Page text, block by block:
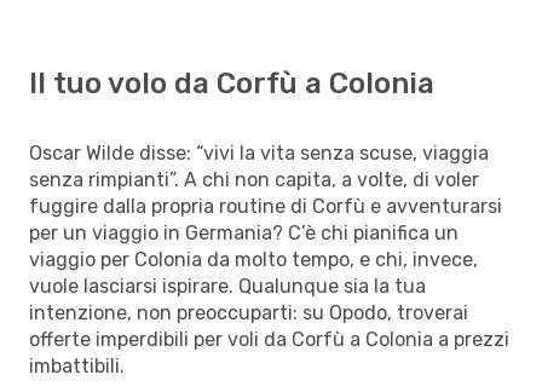
Il tuo volo da Corfù a Colonia
Oscar Wilde disse: “vivi la vita senza scuse, viaggia
senza rimpianti”. A chi non capita, a volte, di voler
fuggire dalla propria routine di Corfù e avventurarsi
per un viaggio in Germania? C’è chi pianifica un
viaggio per Colonia da molto tempo, e chi, invece,
vuole lasciarsi ispirare. Qualunque sia la tua
intenzione, non preoccuparti: su Opodo, troverai
offerte imperdibili per voli da Corfù a Colonia a prezzi
imbattibili.